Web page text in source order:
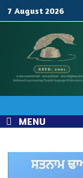
7 August 2026
MENU